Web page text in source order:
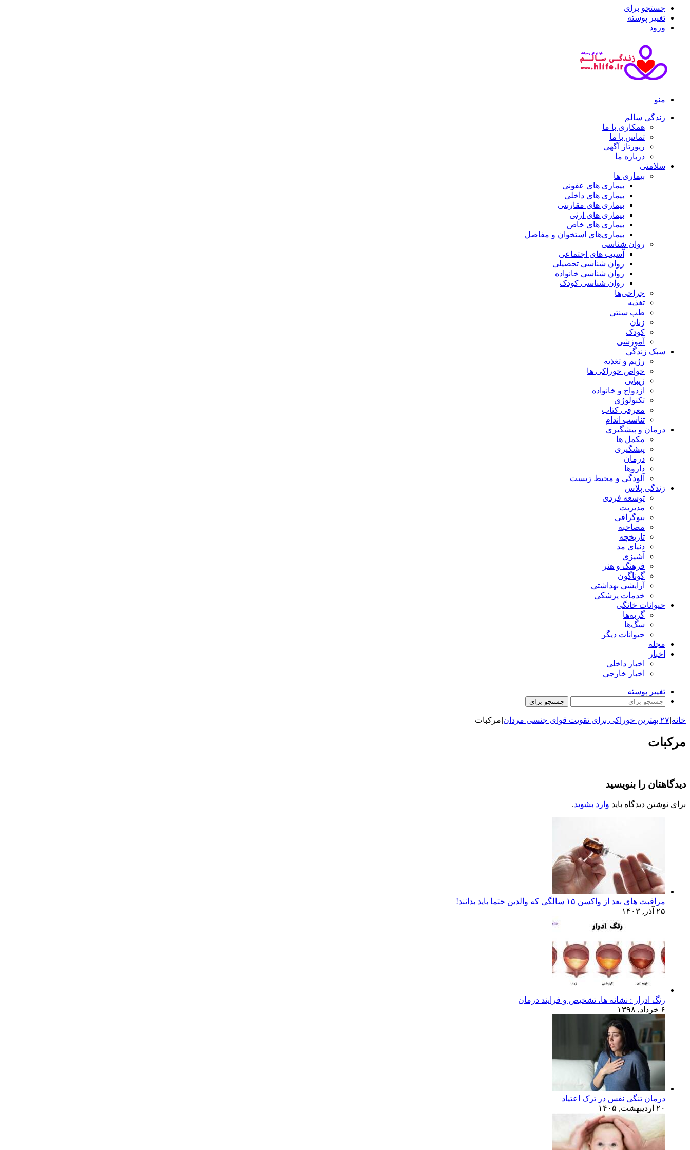
جستجو برای
تغییر پوسته
ورود
منو
زندگی سالم
همکاری با ما
تماس با ما
رپورتاژ آگهی
درباره ما
سلامتی
بیماری ها
بیماری های عفونی
بیماری های داخلی
بیماری های مقاربتی
بیماری های ارثی
بیماری های خاص
بیماری‌های استخوان و مفاصل
روان شناسی
آسیب های اجتماعی
روان شناسی تحصیلی
روان شناسی خانواده
روان شناسی کودک
جراحی‌ها
تغذیه
طب سنتی
زنان
کودک
آموزشی
سبک زندگی
رژیم و تغذیه
خواص خوراکی ها
زیبایی
ازدواج و خانواده
تکنولوژی
معرفی کتاب
تناسب اندام
درمان و پیشگیری
مکمل ها
پیشگیری
درمان
داروها
آلودگی و محیط زیست
زندگی پلاس
توسعه فردی
مدیریت
بیوگرافی
مصاحبه
تاریخچه
دنیای مد
آشپزی
فرهنگ و هنر
گوناگون
آرایشی بهداشتی
خدمات پزشکی
حیوانات خانگی
گربه‌ها
سگ‌ها
حیوانات دیگر
مجله
اخبار
اخبار داخلی
اخبار خارجی
تغییر پوسته
جستجو برای
خانه|۲۷ بهترین خوراکی برای تقویت قوای جنسی مردان |مرکبات
مرکبات
دیدگاهتان را بنویسید
برای نوشتن دیدگاه باید وارد بشوید.
مراقبت های بعد از واکسن ۱۵ سالگی که والدین حتما باید بدانند!
۲۵ آذر, ۱۴۰۳
رنگ ادرار : نشانه ها، تشخیص و فرایند درمان
۶ خرداد, ۱۳۹۸
درمان تنگی نفس در ترک اعتیاد
۲۰ اردیبهشت, ۱۴۰۵